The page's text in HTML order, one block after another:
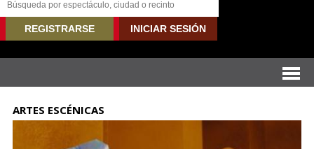
REGISTRARSE INICIAR SESIÓN
ARTES ESCÉNICAS